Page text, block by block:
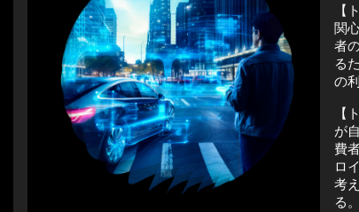
【
関
者
る
の
【
が
費
ロ
考
る。